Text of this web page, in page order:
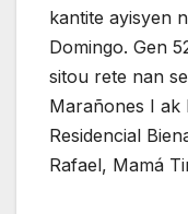
kantite ayisyen
Domingo. Gen
sitou rete nan
Marañones I ak
Residencial
Rafael, Mamá